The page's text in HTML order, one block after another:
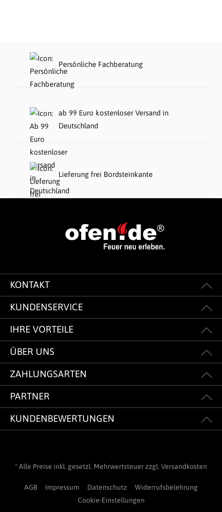
Persönliche Fachberatung
ab 99 Euro kostenloser Versand in
Deutschland
Lieferung frei Bordsteinkante
KONTAKT
KUNDENSERVICE
IHRE VORTEILE
ÜBER UNS
ZAHLUNGSARTEN
PARTNER
KUNDENBEWERTUNGEN
* Alle Preise inkl. gesetzl. Mehrwertsteuer zzgl. Versandkosten
AGB Impressum Datenschutz
Widerrufsbelehrung
Cookie-Einstellungen